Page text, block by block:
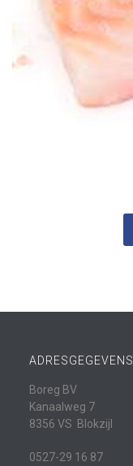
ADRESGEGEVENS
Boreg BV
Kanaalweg 7
8356 VS Blokzijl
0527-29 16 87